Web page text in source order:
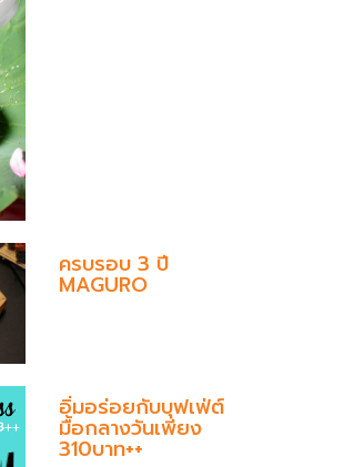
ครบรอบ 3 ปี
MAGURO
อิ่มอร่อยกับบุฟเฟ่ต์
มื้อกลางวันเพียง
310บาท++